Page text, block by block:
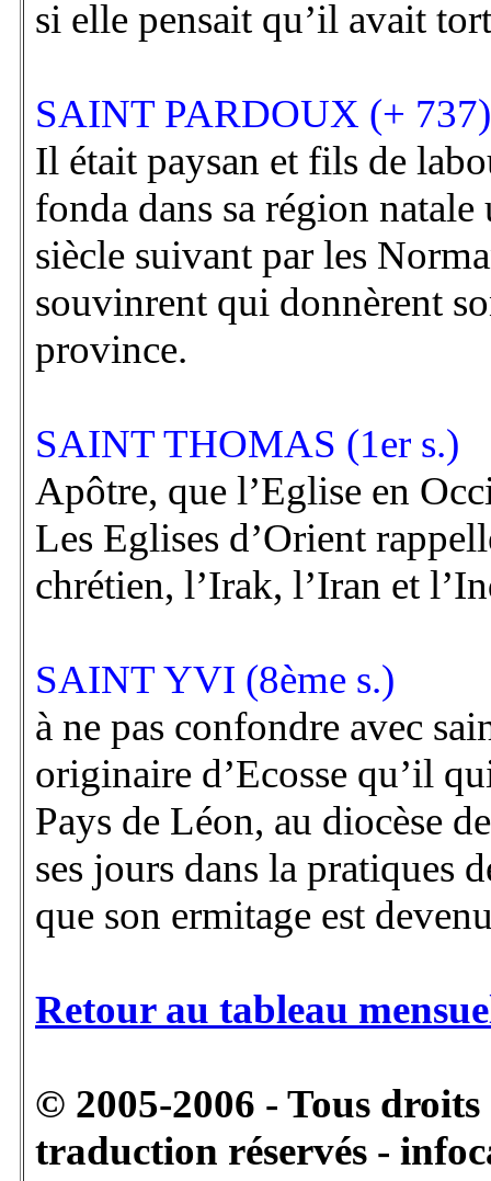
si elle pensait qu’il avait
SAINT PARDOUX (+ 737)
Il était paysan et fils de
fonda dans sa région
siècle suivant par les
souvinrent qui donnèrent
province.
SAINT THOMAS (1er s.)
Apôtre, que l’Eglise en
Les Eglises d’Orient
chrétien, l’Irak, l’Iran et
SAINT YVI (8ème s.)
à ne pas confondre avec
originaire d’Ecosse qu’il
Pays de Léon, au diocèse
ses jours dans la pratiques
que son ermitage est
Retour au tableau
© 2005-2006 - Tous
traduction réservés -